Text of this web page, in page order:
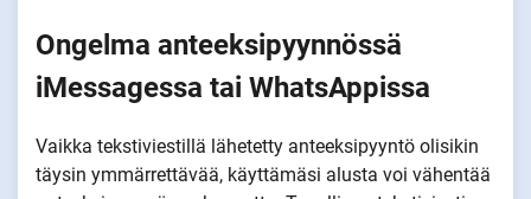
Ongelma anteeksipyynnössä
iMessagessa tai WhatsAppissa
Vaikka tekstiviestillä lähetetty anteeksipyyntö olisikin
täysin ymmärrettävää, käyttämäsi alusta voi vähentää